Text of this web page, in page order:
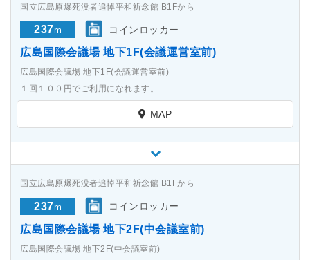
国立広島原爆死没者追悼平和祈念館 B1Fから
237m コインロッカー
広島国際会議場 地下1F(会議運営室前)
広島国際会議場 地下1F(会議運営室前)
１回１００円でご利用になれます。
MAP
国立広島原爆死没者追悼平和祈念館 B1Fから
237m コインロッカー
広島国際会議場 地下2F(中会議室前)
広島国際会議場 地下2F(中会議室前)